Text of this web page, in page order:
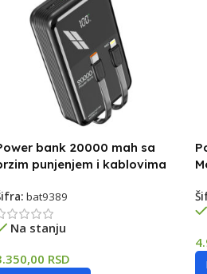
bank 20000 mah sa
punjenjem i kablovima
bat9389
Na stanju
RSD